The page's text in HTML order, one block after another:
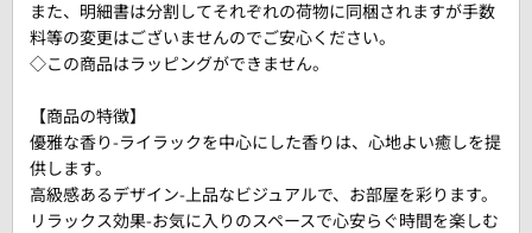
また、明細書は分割してそれぞれの荷物に同梱されますが手数
料等の変更はございませんのでご安心ください。
◇この商品はラッピングができません。
【商品の特徴】
優雅な香り-ライラックを中心にした香りは、心地よい癒しを提
供します。
高級感あるデザイン-上品なビジュアルで、お部屋を彩ります。
リラックス効果-お気に入りのスペースで心安らぐ時間を楽しむ